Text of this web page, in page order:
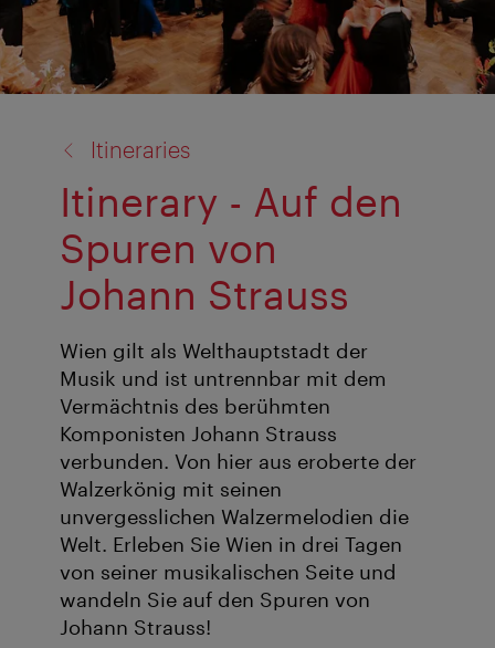
Itineraries
Itinerary - Auf den
Spuren von
Johann Strauss
Wien gilt als Welthauptstadt der
Musik und ist untrennbar mit dem
Vermächtnis des berühmten
Komponisten Johann Strauss
verbunden. Von hier aus eroberte der
Walzerkönig mit seinen
unvergesslichen Walzermelodien die
Welt. Erleben Sie Wien in drei Tagen
von seiner musikalischen Seite und
wandeln Sie auf den Spuren von
Johann Strauss!